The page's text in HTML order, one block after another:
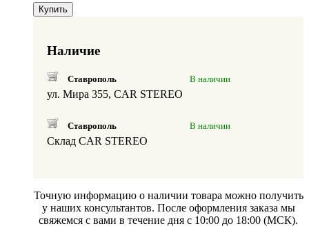
Купить
Наличие
Ставрополь В наличии
ул. Мира 355, CAR STEREO
Ставрополь В наличии
Склад CAR STEREO
Точную информацию о наличии товара можно получить
у наших консультантов. После оформления заказа мы
свяжемся с вами в течение дня с 10:00 до 18:00 (МСК).